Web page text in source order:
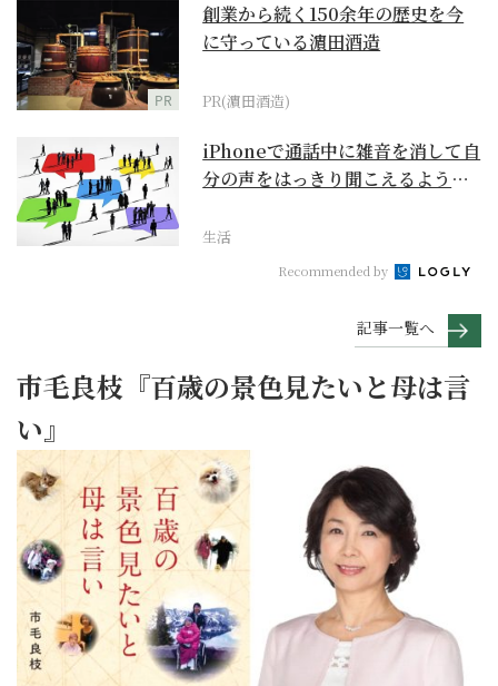
PR
創業から続く150余年の歴史を今
に守っている濵田酒造
PR(濵田酒造)
iPhoneで通話中に雑音を消して自
分の声をはっきり聞こえるように
生活
Recommended by
記事一覧へ
市毛良枝『百歳の景色見たいと母は言
い』